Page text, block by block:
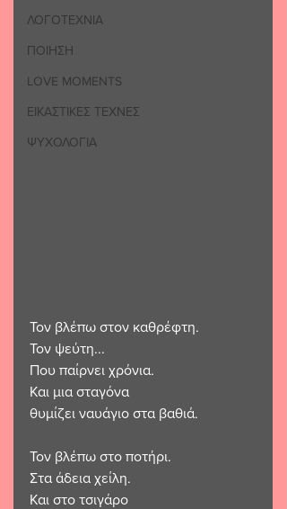
ΛΟΓΟΤΕΧΝΙΑ
ΠΟΙΗΣΗ
LOVE MOMENTS
ΕΙΚΑΣΤΙΚΕΣ ΤΕΧΝΕΣ
ΨΥΧΟΛΟΓΙΑ
Τον βλέπω στον καθρέφτη.
Τον ψεύτη...
Που παίρνει χρόνια.
Και μια σταγόνα
θυμίζει ναυάγιο στα βαθιά.
Τον βλέπω στο ποτήρι.
Στα άδεια χείλη.
Και στο τσιγάρο